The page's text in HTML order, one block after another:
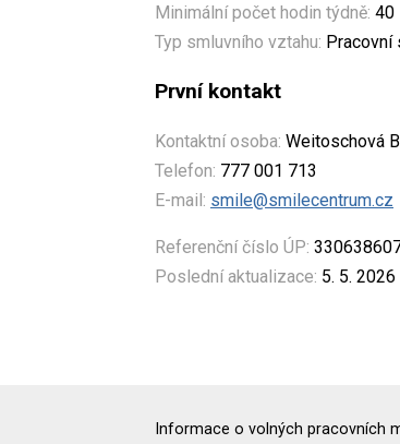
Minimální počet hodin týdně: 40
Typ smluvního vztahu: Pracovní
První kontakt
Kontaktní osoba: Weitoschová
Telefon: 777 001 713
E-mail: smile@smilecentrum.cz
Referenční číslo ÚP:
Poslední aktualizace: 5. 5. 2026
Informace o volných pracovních